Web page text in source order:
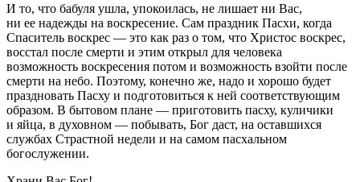
И то, что бабуля ушла, упокоилась, не лишает ни Вас,
ни ее надежды на воскресение. Сам праздник Пасхи, когда
Спаситель воскрес — это как раз о том, что Христос воскрес,
восстал после смерти и этим открыл для человека
возможность воскресения потом и возможность взойти после
смерти на небо. Поэтому, конечно же, надо и хорошо будет
праздновать Пасху и подготовиться к ней соответствующим
образом. В бытовом плане — приготовить пасху, куличики
и яйца, в духовном — побывать, Бог даст, на оставшихся
службах Страстной недели и на самом пасхальном
богослужении.